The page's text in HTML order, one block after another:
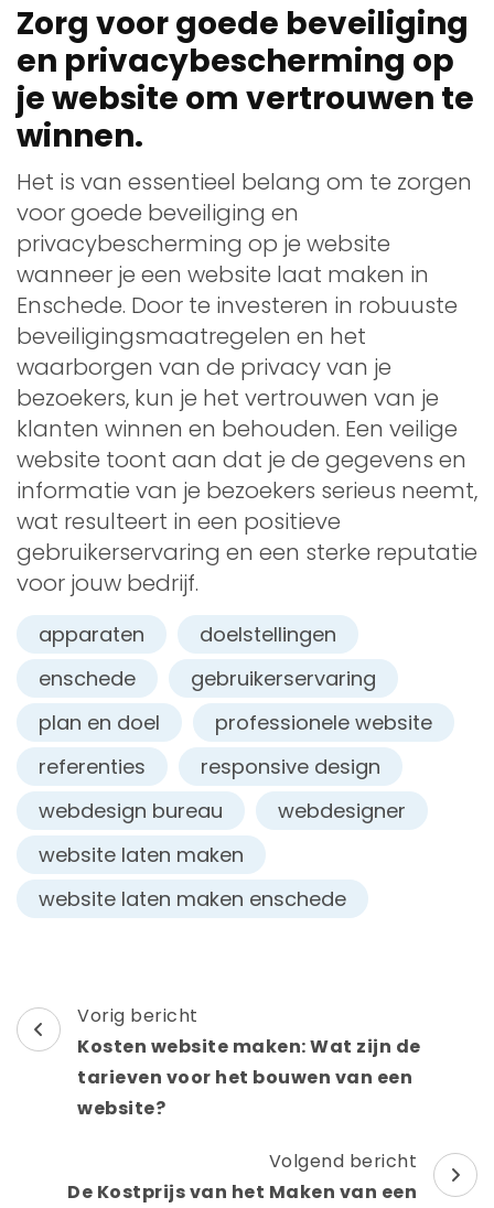
Zorg voor goede beveiliging
en privacybescherming op
je website om vertrouwen te
winnen.
Het is van essentieel belang om te zorgen
voor goede beveiliging en
privacybescherming op je website
wanneer je een website laat maken in
Enschede. Door te investeren in robuuste
beveiligingsmaatregelen en het
waarborgen van de privacy van je
bezoekers, kun je het vertrouwen van je
klanten winnen en behouden. Een veilige
website toont aan dat je de gegevens en
informatie van je bezoekers serieus neemt,
wat resulteert in een positieve
gebruikerservaring en een sterke reputatie
voor jouw bedrijf.
apparaten
doelstellingen
enschede
gebruikerservaring
plan en doel
professionele website
referenties
responsive design
webdesign bureau
webdesigner
website laten maken
website laten maken enschede
Berichtnavigatie
Vorig bericht
Kosten website maken: Wat zijn de
tarieven voor het bouwen van een
website?
Volgend bericht
De Kostprijs van het Maken van een